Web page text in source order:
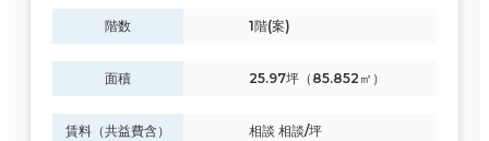
階数 1階(案)
面積 25.97坪（85.852㎡）
賃料（共益費含） 相談 相談/坪